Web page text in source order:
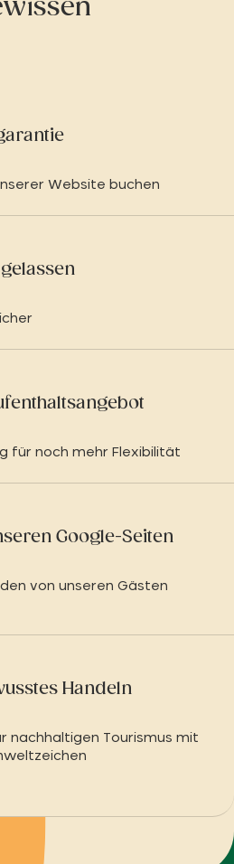
Website buchen
für noch mehr Flexibilität
Google-Seiten
von unseren Gästen
Handeln
nachhaltigen Tourismus mit